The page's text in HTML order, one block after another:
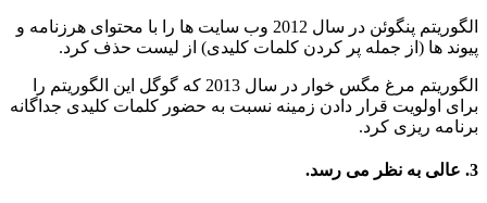
الگوریتم پنگوئن در سال 2012 وب سایت ها را با محتوای هرزنامه و
پیوند ها (از جمله پر کردن کلمات کلیدی) از لیست حذف کرد.
الگوریتم مرغ مگس خوار در سال 2013 که گوگل این الگوریتم را
برای اولویت قرار دادن زمینه نسبت به حضور کلمات کلیدی جداگانه
برنامه ریزی کرد.
3. عالی به نظر می رسد.